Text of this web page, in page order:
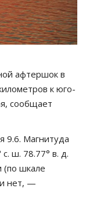
афтершок в
к юго-
сообщает
9.6. Магнитуда
ш. 78.77° в. д.
(по шкале
нет, —